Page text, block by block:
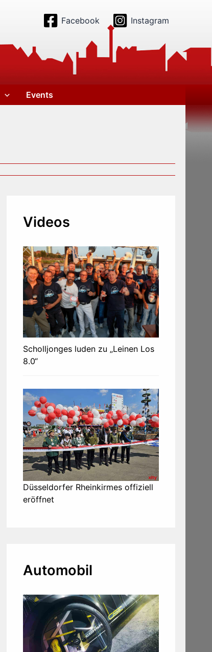
Facebook Instagram
Events
Videos
Scholljonges luden zu „Leinen Los
8.0“
Düsseldorfer Rheinkirmes offiziell
eröffnet
Automobil